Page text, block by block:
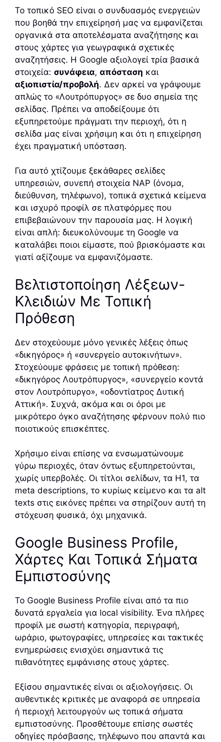
Το τοπικό SEO είναι ο συνδυασμός ενεργειών
που βοηθά την επιχείρησή μας να εμφανίζεται
οργανικά στα αποτελέσματα αναζήτησης και
στους χάρτες για γεωγραφικά σχετικές
αναζητήσεις. Η Google αξιολογεί τρία βασικά
στοιχεία: συνάφεια, απόσταση και
αξιοπιστία/προβολή. Δεν αρκεί να γράψουμε
απλώς το «Λουτρόπυργος» σε δυο σημεία της
σελίδας. Πρέπει να αποδείξουμε ότι
εξυπηρετούμε πράγματι την περιοχή, ότι η
σελίδα μας είναι χρήσιμη και ότι η επιχείρηση
έχει πραγματική υπόσταση.
Για αυτό χτίζουμε ξεκάθαρες σελίδες
υπηρεσιών, συνεπή στοιχεία NAP (όνομα,
διεύθυνση, τηλέφωνο), τοπικά σχετικά κείμενα
και ισχυρό προφίλ σε πλατφόρμες που
επιβεβαιώνουν την παρουσία μας. Η λογική
είναι απλή: διευκολύνουμε τη Google να
καταλάβει ποιοι είμαστε, πού βρισκόμαστε και
γιατί αξίζουμε να εμφανιζόμαστε.
Βελτιστοποίηση Λέξεων-
Κλειδιών Με Τοπική
Πρόθεση
Δεν στοχεύουμε μόνο γενικές λέξεις όπως
«δικηγόρος» ή «συνεργείο αυτοκινήτων».
Στοχεύουμε φράσεις με τοπική πρόθεση:
«δικηγόρος Λουτρόπυργος», «συνεργείο κοντά
στον Λουτρόπυργο», «οδοντίατρος Δυτική
Αττική». Συχνά, ακόμα και οι όροι με
μικρότερο όγκο αναζήτησης φέρνουν πολύ πιο
ποιοτικούς επισκέπτες.
Χρήσιμο είναι επίσης να ενσωματώνουμε
γύρω περιοχές, όταν όντως εξυπηρετούνται,
χωρίς υπερβολές. Οι τίτλοι σελίδων, τα H1, τα
meta descriptions, το κυρίως κείμενο και τα alt
texts στις εικόνες πρέπει να στηρίζουν αυτή τη
στόχευση φυσικά, όχι μηχανικά.
Google Business Profile,
Χάρτες Και Τοπικά Σήματα
Εμπιστοσύνης
Το Google Business Profile είναι από τα πιο
δυνατά εργαλεία για local visibility. Ένα πλήρες
προφίλ με σωστή κατηγορία, περιγραφή,
ωράριο, φωτογραφίες, υπηρεσίες και τακτικές
ενημερώσεις ενισχύει σημαντικά τις
πιθανότητες εμφάνισης στους χάρτες.
Εξίσου σημαντικές είναι οι αξιολογήσεις. Οι
αυθεντικές κριτικές με αναφορά σε υπηρεσία
ή περιοχή λειτουργούν ως τοπικά σήματα
εμπιστοσύνης. Προσθέτουμε επίσης σωστές
οδηγίες πρόσβασης, τηλέφωνο που απαντά και